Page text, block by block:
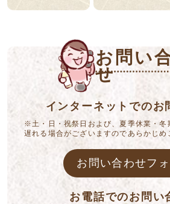
お問い
せ
インターネットでのお
※土・日・祝祭日および、夏季休業・冬
遅れる場合がございますのであらかじめ
お問い合わせフ
お電話でのお問い